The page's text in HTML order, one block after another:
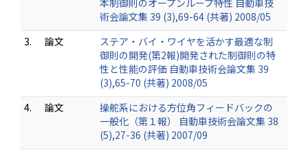
本制御則のオープンループ特性 自動車技
術会論文集 39 (3),69-64 (共著) 2008/05
3.
論文
ステア・バイ・ワイヤを活かす最適な制
御則の開発(第2報)開発された制御則の特
性と性能の評価 自動車技術会論文集 39
(3),65-70 (共著) 2008/05
4.
論文
操舵系における方位角フィードバックの
一般化（第１報） 自動車技術会論文集 38
(5),27-36 (共著) 2007/09